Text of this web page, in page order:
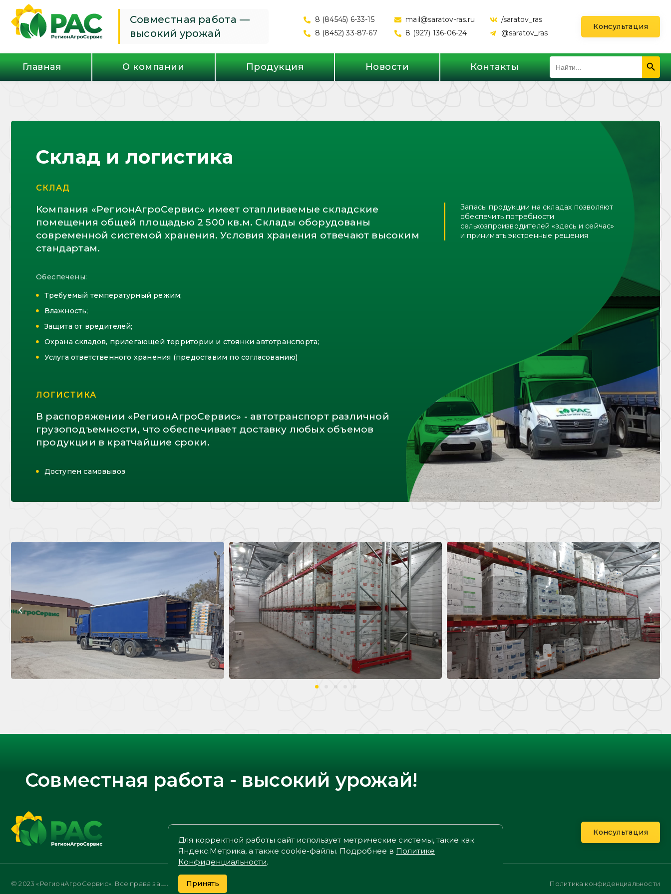
Совместная работа —
высокий урожай
8 (84545) 6-33-15
8 (8452) 33-87-67
mail@saratov-ras.ru
8 (927) 136-06-24
/saratov_ras
@saratov_ras
Консультация
Главная О компании Продукция Новости Контакты
Search
for:
Search
Склад и логистика
СКЛАД
Компания «РегионАгроСервис» имеет отапливаемые складские
помещения общей площадью 2 500 кв.м. Склады оборудованы
современной системой хранения. Условия хранения отвечают высоким
стандартам.
Обеспечены:
Требуемый температурный режим;
Влажность;
Защита от вредителей;
Охрана складов, прилегающей территории и стоянки автотранспорта;
Услуга ответственного хранения (предоставим по согласованию)
Запасы продукции на складах позволяют
обеспечить потребности
сельхозпроизводителей «здесь и сейчас»
и принимать экстренные решения
ЛОГИСТИКА
В распоряжении «РегионАгроСервис» - автотранспорт различной
грузоподъемности, что обеспечивает доставку любых объемов
продукции в кратчайшие сроки.
Доступен самовывоз
Совместная работа - высокий урожай!
Консультация
© 2023 «РегионАгроСервис». Все права защищены. Сайт не является публичной офертой. Политика конфиденциальности
Для корректной работы сайт использует метрические системы, такие как
Яндекс.Метрика, а также cookie-файлы. Подробнее в Политике
Конфиденциальности.
Принять